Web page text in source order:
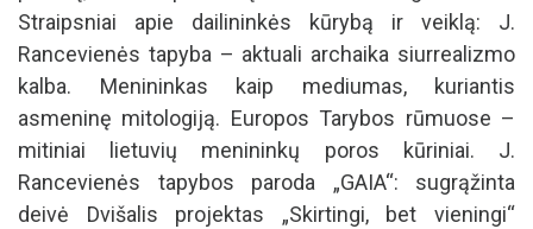
Straipsniai apie dailininkės kūrybą ir veiklą: J.
Rancevienės tapyba – aktuali archaika siurrealizmo
kalba. Menininkas kaip mediumas, kuriantis
asmeninę mitologiją. Europos Tarybos rūmuose –
mitiniai lietuvių menininkų poros kūriniai. J.
Rancevienės tapybos paroda „GAIA“: sugrąžinta
deivė Dvišalis projektas „Skirtingi, bet vieningi“